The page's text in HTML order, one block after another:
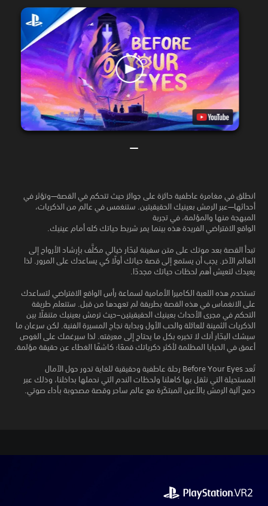
انطلق في مغامرة عاطفية حائزة على جوائز حيث تتحكم في القصة—وتؤثر في
أحداثها—عبر الرمش بعينيك الحقيقيتين. ستنغمس في عالم من الذكريات،
المبهجة منها والمؤلمة، في تجربة
الواقع الافتراضي الفريدة هذه بينما يمر شريط حياتك كله أمام عينيك.
تبدأ القصة بعد موتك على متن سفينة لبحّار خيالي مكلَّف بإرشاد الأرواح إلى
العالم الآخر. يجب أن يستمع إلى قصة حياتك أولًا كي يساعدك على المرور. لذا
يعيدك لتعيش أهم لحظات حياتك مجددًا.
تستخدم هذه اللعبة الكاميرا الأمامية لسماعة رأس الواقع الافتراضي لتساعدك
على الانغماس في هذه القصة بطريقة لم تعهدها من قبل. ستتعلم طريقة
التحكم في مجرى الأحداث بعينيك الحقيقيتين–حيث ترمش بعينيك متنقلًا بين
الذكريات الثمينة للعائلة والحب الأول وبداية نجاح المسيرة الفنية. لكن سرعان ما
سيشك البحّار أنك لا تخبره بكل ما يحتاج إلى معرفته. لذا سيرغمك على الغوص
أعمق في الخبايا المظلمة لأكثر ذكرياتك قمعًا؛ كاشفًا الغطاء عن حقيقة مؤلمة.
تُعد Before Your Eyes رحلة عاطفية وحقيقية للغاية تدور حول الآمال
المستحيلة التي نثقل بها كاهلنا ولحظات الندم التي نحملها بداخلنا، وذلك عبر
دمج آلية الرمش بالأعين المبتكَرة مع عالم ساحر وقصة مصحوبة بأداء صوتي.